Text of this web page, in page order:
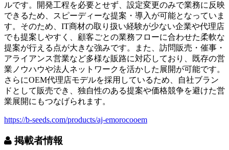
ルです。開発工程を必要とせず、設定変更のみで業務に反映
できるため、スピーディーな提案・導入が可能となっていま
す。そのため、IT商材の取り扱い経験が少ない企業や代理店
でも提案しやすく、顧客ごとの業務フローに合わせた柔軟な
提案が行える点が大きな強みです。また、訪問販売・催事・
アライアンス営業など多様な販路に対応しており、既存の営
業ノウハウや法人ネットワークを活かした展開が可能です。
さらにOEM代理店モデルを採用しているため、自社ブラン
ドとして販売でき、独自性のある提案や価格競争を避けた営
業展開にもつなげられます。
https://b-seeds.com/products/aj-emorocooem
掲載者情報